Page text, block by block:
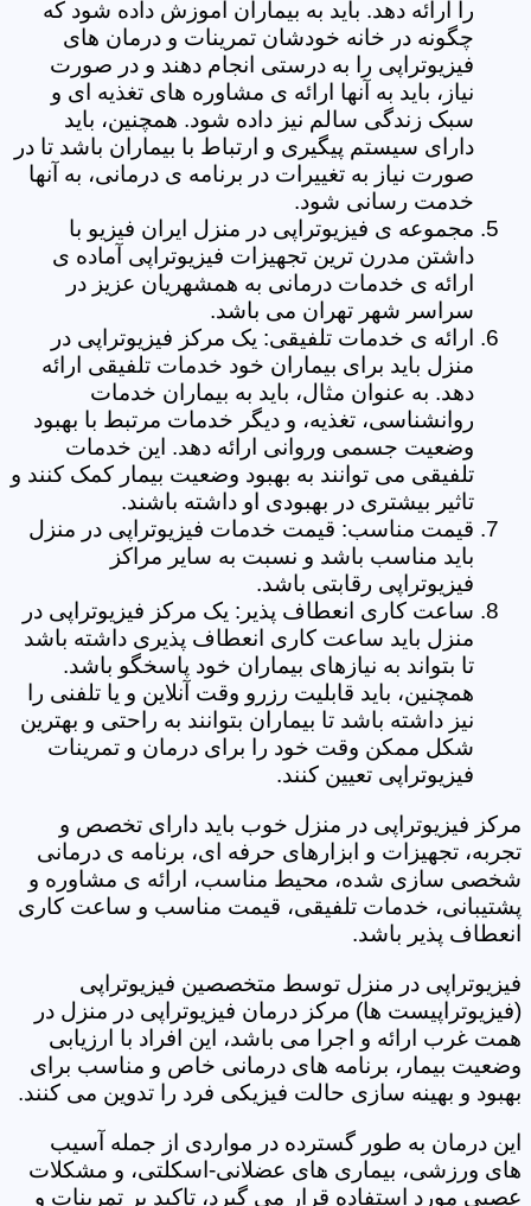
را ارائه دهد. باید به بیماران آموزش داده شود که
چگونه در خانه خودشان تمرینات و درمان های
فیزیوتراپی را به درستی انجام دهند و در صورت
نیاز، باید به آنها ارائه ی مشاوره های تغذیه ای و
سبک زندگی سالم نیز داده شود. همچنین، باید
دارای سیستم پیگیری و ارتباط با بیماران باشد تا در
صورت نیاز به تغییرات در برنامه ی درمانی، به آنها
خدمت رسانی شود.
مجموعه ی فیزیوتراپی در منزل ایران فیزیو با
داشتن مدرن ترین تجهیزات فیزیوتراپی آماده ی
ارائه ی خدمات درمانی به همشهریان عزیز در
سراسر شهر تهران می باشد.
ارائه ی خدمات تلفیقی: یک مرکز فیزیوتراپی در
منزل باید برای بیماران خود خدمات تلفیقی ارائه
دهد. به عنوان مثال، باید به بیماران خدمات
روانشناسی، تغذیه، و دیگر خدمات مرتبط با بهبود
وضعیت جسمی وروانی ارائه دهد. این خدمات
تلفیقی می توانند به بهبود وضعیت بیمار کمک کنند و
تاثیر بیشتری در بهبودی او داشته باشند.
قیمت مناسب: قیمت خدمات فیزیوتراپی در منزل
باید مناسب باشد و نسبت به سایر مراکز
فیزیوتراپی رقابتی باشد.
ساعت کاری انعطاف پذیر: یک مرکز فیزیوتراپی در
منزل باید ساعت کاری انعطاف پذیری داشته باشد
تا بتواند به نیازهای بیماران خود پاسخگو باشد.
همچنین، باید قابلیت رزرو وقت آنلاین و یا تلفنی را
نیز داشته باشد تا بیماران بتوانند به راحتی و بهترین
شکل ممکن وقت خود را برای درمان و تمرینات
فیزیوتراپی تعیین کنند.
مرکز فیزیوتراپی در منزل خوب باید دارای تخصص و
تجربه، تجهیزات و ابزارهای حرفه ای، برنامه ی درمانی
شخصی سازی شده، محیط مناسب، ارائه ی مشاوره و
پشتیبانی، خدمات تلفیقی، قیمت مناسب و ساعت کاری
انعطاف پذیر باشد.
فیزیوتراپی در منزل توسط متخصصین فیزیوتراپی
(فیزیوتراپیست ها) مرکز درمان فیزیوتراپی در منزل در
همت غرب ارائه و اجرا می باشد، این افراد با ارزیابی
وضعیت بیمار، برنامه های درمانی خاص و مناسب برای
بهبود و بهینه سازی حالت فیزیکی فرد را تدوین می کنند.
این درمان به طور گسترده در مواردی از جمله آسیب
های ورزشی، بیماری های عضلانی-اسکلتی، و مشکلات
عصبی مورد استفاده قرار می گیرد، تاکید بر تمرینات و